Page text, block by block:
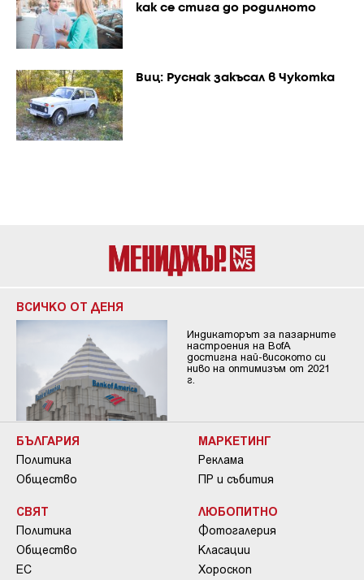
как се стига до родилното
Виц: Руснак закъсал в Чукотка
ВСИЧКО ОТ ДЕНЯ
Индикаторът за пазарните
настроения на BofA
достигна най-високото си
ниво на оптимизъм от 2021
г.
БЪЛГАРИЯ
Политика
Общество
СВЯТ
Политика
Общество
ЕС
МАРКЕТИНГ
Реклама
ПР и събития
ЛЮБОПИТНО
Фотогалерия
Класации
Хороскоп